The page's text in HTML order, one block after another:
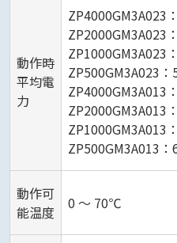
動作時
平均電
力
ZP4000GM3A023
ZP2000GM3A023
ZP1000GM3A023
ZP500GM3A023：
ZP4000GM3A013
ZP2000GM3A013
ZP1000GM3A013
ZP500GM3A013：
動作可
能温度
0 ～ 70℃